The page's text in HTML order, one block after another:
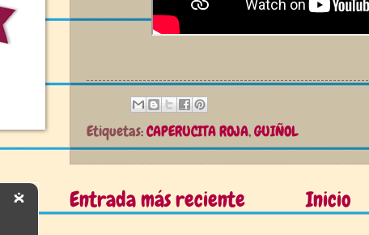
Etiquetas:CAPERUCITA ROJA,GUIÑOL
Entrada más reciente Inicio